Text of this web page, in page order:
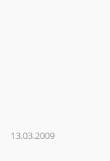
13.03.2009